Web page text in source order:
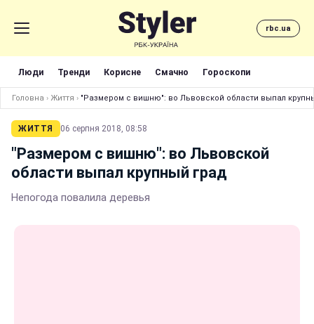
rbc.ua
Люди Тренди Корисне Смачно Гороскопи
Головна › Життя › "Размером с вишню": во Львовской области выпал
ЖИТТЯ 06 серпня 2018, 08:58
"Размером с вишню": во Львовской
области выпал крупный град
Непогода повалила деревья